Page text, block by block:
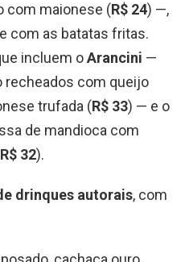
com maionese (R$ 24) —,
com as batatas fritas.
incluem oArancini —
recheados com queijo
trufada (R$ 33) — e o
de mandioca com
R$ 32).
drinques autorais, com